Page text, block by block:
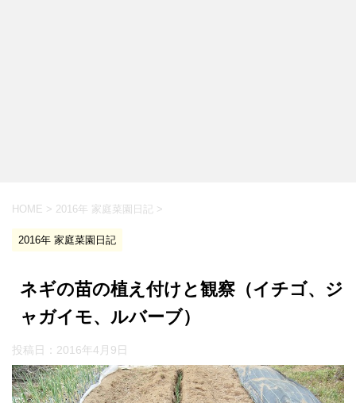
HOME > 2016年 家庭菜園日記 >
2016年 家庭菜園日記
ネギの苗の植え付けと観察（イチゴ、ジ
ャガイモ、ルバーブ）
投稿日： 2016年4月9日